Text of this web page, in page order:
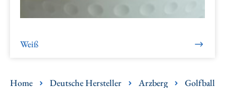
Weiß
Home Deutsche Hersteller Arzberg Golfball